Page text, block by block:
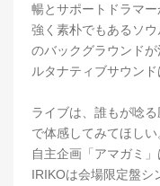
暢とサポートドラマ
強く素朴でもあるソ
のバックグラウンド
ルタナティブサウン
ライブは、誰もが唸
で体感してみてほし
自主企画「アマガミ
IRIKOは会場限定盤シ